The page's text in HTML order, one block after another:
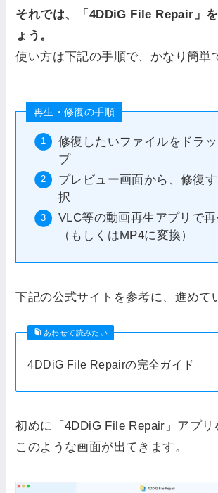
それでは、「4DDiG File Repair」
ょう。
使い方は下記の手順で、かなり簡単
再生・修復の手順
修復したいファイルをドラ
プ
プレビュー画面から、修復
択
VLC等の動画再生アプリで再
（もしくはMP4に変換）
下記の公式サイトを参考に、進めて
あわせて読みたい
4DDiG File Repairの完全ガイド
初めに「4DDiG File Repair」アプリ
このような画面が出てきます。